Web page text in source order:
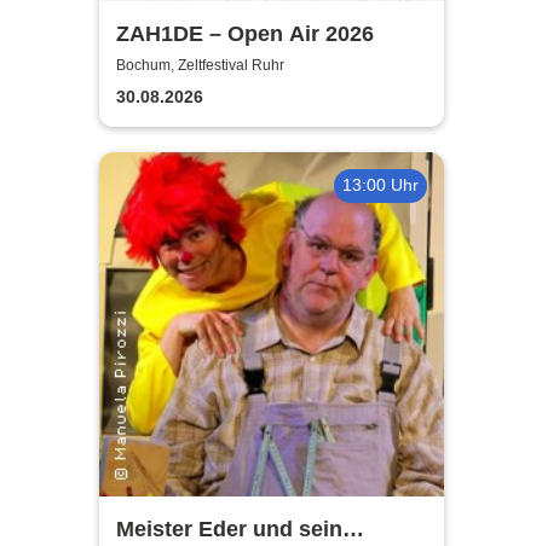
ZAH1DE – Open Air 2026
Bochum, Zeltfestival Ruhr
30.08.2026
13:00 Uhr
Meister Eder und sein